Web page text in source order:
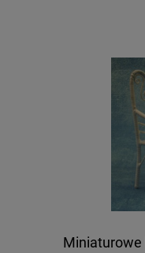
Miniaturowe